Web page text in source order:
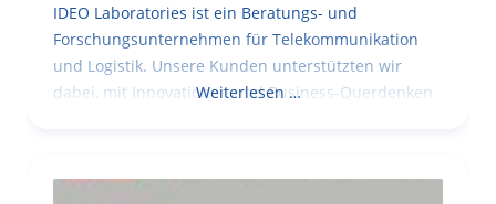
IDEO Laboratories ist ein Beratungs- und
Forschungsunternehmen für Telekommunikation
und Logistik. Unsere Kunden unterstützten wir
dabei, mit Innovationen und Business-Querdenken
Weiterlesen …